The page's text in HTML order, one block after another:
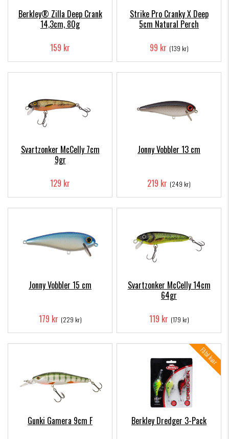
Berkley® Zilla Deep Crank
14,3cm, 80g
159 kr
Strike Pro Cranky X Deep
5cm Natural Perch
99 kr (139 kr)
Svartzonker McCelly 7cm
9gr
129 kr
Jonny Vobbler 13 cm
219 kr (249 kr)
Jonny Vobbler 15 cm
179 kr (229 kr)
Svartzonker McCelly 14cm
64gr
119 kr (179 kr)
Gunki Gamera 9cm F Berkley Dredger 3-Pack
Fåtal kvar